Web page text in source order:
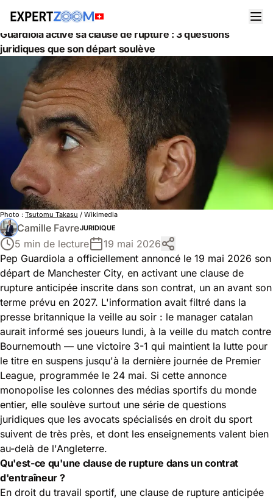
Actualités
Juridique
Guardiola active sa clause de rupture : 3 questions
juridiques que son départ soulève
Photo : Tsutomu Takasu / Wikimedia
Camille FavreJURIDIQUE
5 min de lecture
19 mai 2026
Pep Guardiola a officiellement annoncé le 19 mai 2026 son
départ de Manchester City, en activant une clause de
rupture anticipée inscrite dans son contrat, un an avant son
terme prévu en 2027. L'information avait filtré dans la
presse britannique la veille au soir : le manager catalan
aurait informé ses joueurs lundi, à la veille du match contre
Bournemouth — une victoire 3-1 qui maintient la lutte pour
le titre en suspens jusqu'à la dernière journée de Premier
League, programmée le 24 mai. Si cette annonce
monopolise les colonnes des médias sportifs du monde
entier, elle soulève surtout une série de questions
juridiques que les avocats spécialisés en droit du sport
suivent de très près, et dont les enseignements valent bien
au-delà de l'Angleterre.
Qu'est-ce qu'une clause de rupture dans un contrat
d'entraîneur ?
En droit du travail sportif, une clause de rupture anticipée